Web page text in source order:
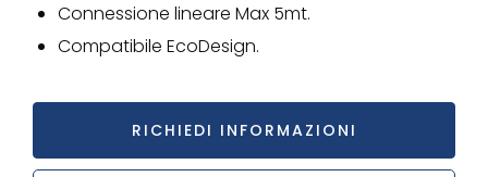
Connessione lineare Max 5mt.
Compatibile EcoDesign.
RICHIEDI INFORMAZIONI